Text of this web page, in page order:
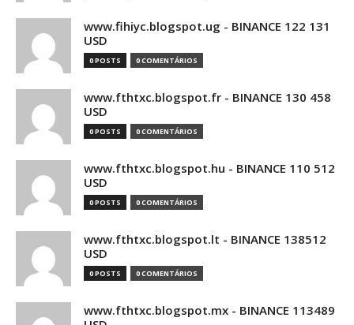
www.fihiyc.blogspot.ug - BINANCE 122 131
USD
0 POSTS 0 COMENTÁRIOS
www.fthtxc.blogspot.fr - BINANCE 130 458
USD
0 POSTS 0 COMENTÁRIOS
www.fthtxc.blogspot.hu - BINANCE 110 512
USD
0 POSTS 0 COMENTÁRIOS
www.fthtxc.blogspot.lt - BINANCE 138512
USD
0 POSTS 0 COMENTÁRIOS
www.fthtxc.blogspot.mx - BINANCE 113489